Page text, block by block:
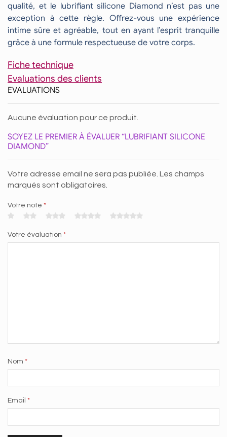
qualité, et le lubrifiant silicone Diamond n’est pas une
exception à cette règle. Offrez-vous une expérience
intime sûre et agréable, tout en ayant l’esprit tranquille
grâce à une formule respectueuse de votre corps.
Fiche technique
Evaluations des clients
EVALUATIONS
Aucune évaluation pour ce produit.
SOYEZ LE PREMIER À ÉVALUER “LUBRIFIANT SILICONE
DIAMOND”
Votre adresse email ne sera pas publiée. Les champs
marqués sont obligatoires.
Votre note *
Votre évaluation *
Nom *
Email *